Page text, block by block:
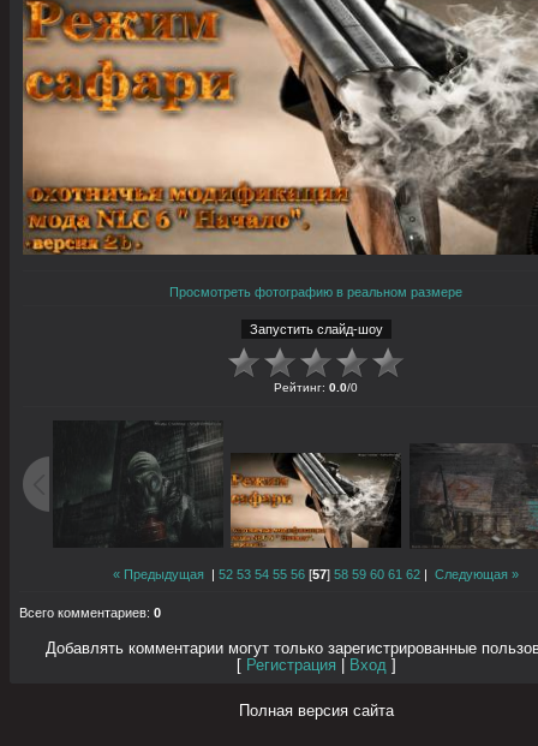
Просмотреть фотографию в реальном размере
Рейтинг: 0.0/0
« Предыдущая |52 53 54 55 56 [57]58 59 60 61 62 |Следующая »
Всего комментариев: 0
Добавлять комментарии могут только зарегистрированные
Регистрация Вход
Полная версия сайта